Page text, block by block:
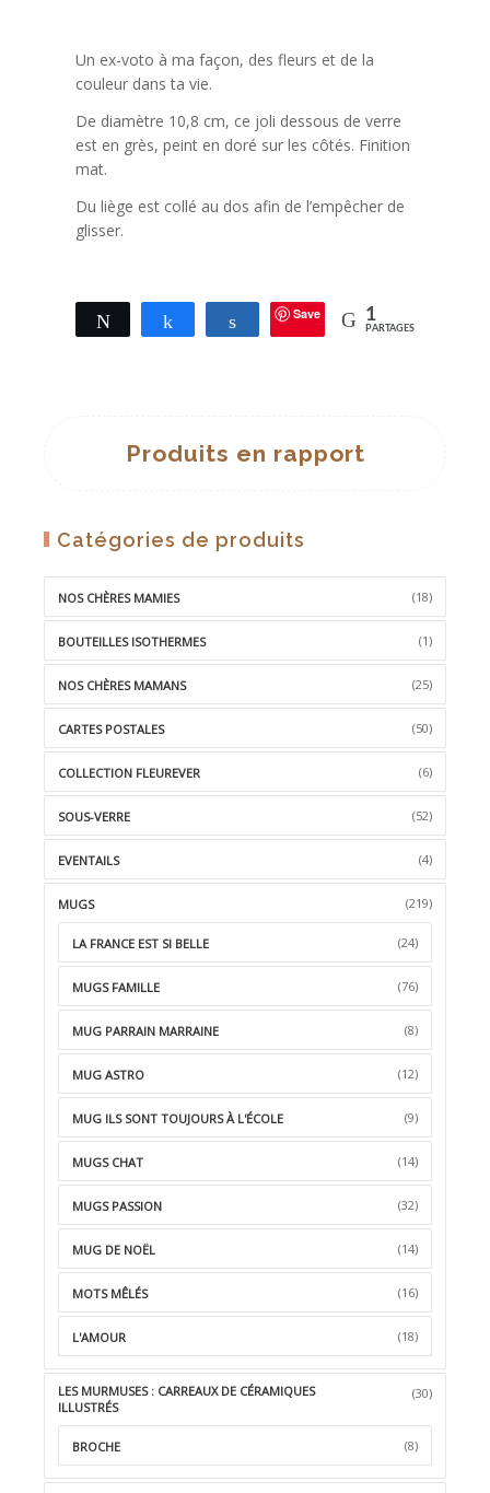
Un ex-voto à ma façon, des fleurs et de la
couleur dans ta vie.
De diamètre 10,8 cm, ce joli dessous de verre
est en grès, peint en doré sur les côtés. Finition
mat.
Du liège est collé au dos afin de l’empêcher de
glisser.
Tweetez Partagez Partagez
Save 1
PARTAGES
Produits en rapport
Catégories de produits
NOS CHÈRES MAMIES (18)
BOUTEILLES ISOTHERMES (1)
NOS CHÈRES MAMANS (25)
CARTES POSTALES (50)
COLLECTION FLEUREVER (6)
SOUS-VERRE (52)
EVENTAILS (4)
MUGS (219)
LA FRANCE EST SI BELLE (24)
MUGS FAMILLE (76)
MUG PARRAIN MARRAINE (8)
MUG ASTRO (12)
MUG ILS SONT TOUJOURS À L'ÉCOLE (9)
MUGS CHAT (14)
MUGS PASSION (32)
MUG DE NOËL (14)
MOTS MÊLÉS (16)
L'AMOUR (18)
LES MURMUSES : CARREAUX DE CÉRAMIQUES
ILLUSTRÉS
(30)
BROCHE (8)